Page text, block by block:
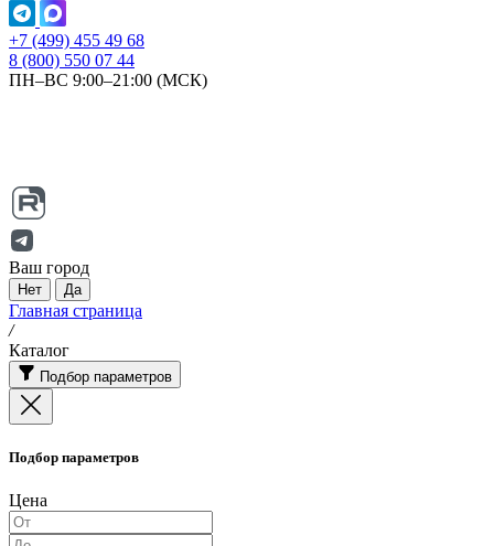
+7 (499) 455 49 68
8 (800) 550 07 44
ПН–ВС 9:00–21:00 (МСК)
Ваш город
Нет Да
Главная страница
/
Каталог
Подбор параметров
Подбор параметров
Цена